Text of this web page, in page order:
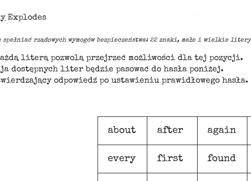
Explodes
spełniać rządowych wymogów bezpieczeństwa: 22 znaki, małe i wielkie
literą pozwolą przejrzeć możliwości dla tej pozycji.
dostępnych liter będzie pasować do hasła poniżej.
odpowiedź po ustawieniu prawidłowego hasła.
about after again
every first found